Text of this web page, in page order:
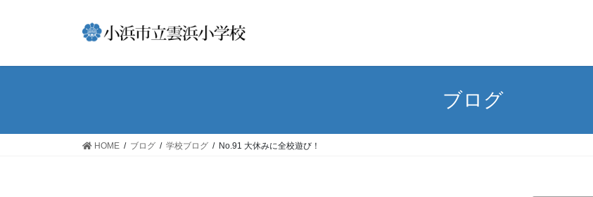
ブログ
HOME ブログ 学校ブログ No.91 大休みに全校遊び！